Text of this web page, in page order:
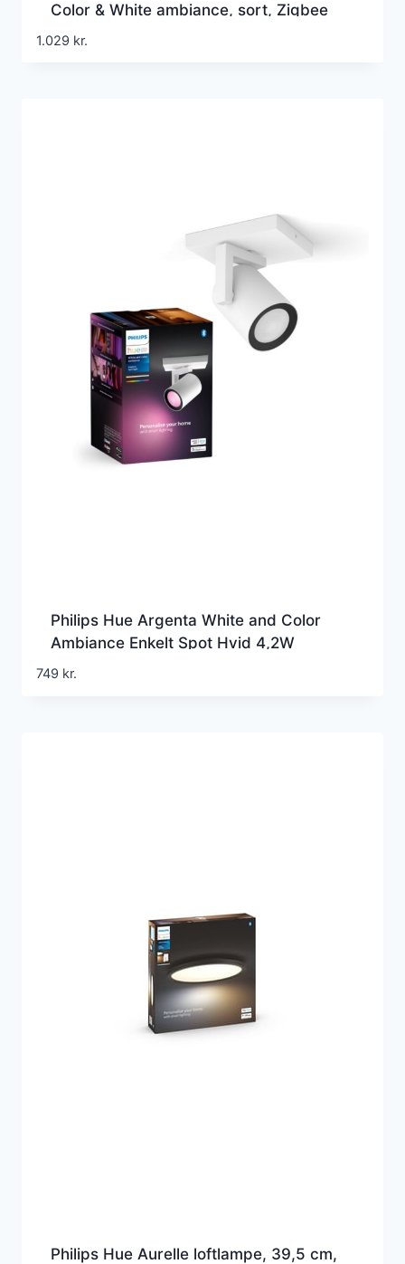
Color & White ambiance, sort, Zigbee
1.029 kr.
Philips Hue Argenta White and Color
Ambiance Enkelt Spot Hvid 4,2W
Bluetooth
749 kr.
Philips Hue Aurelle loftlampe, 39,5 cm,